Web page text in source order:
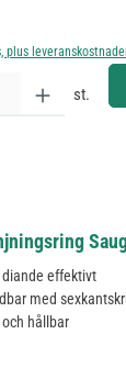
plus
Ange önskat
st.
diande effektivt
med
hållbar